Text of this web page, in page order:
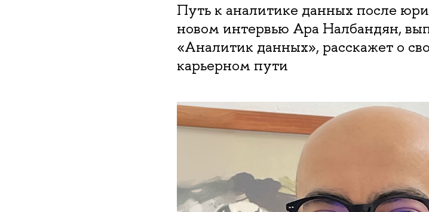
Путь к аналитике данных после
новом интервью Ара Налбандян,
«Аналитик данных», расскажет о
карьерном пути